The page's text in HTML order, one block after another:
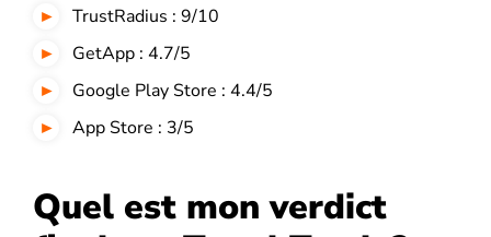
TrustRadius : 9/10
GetApp : 4.7/5
Google Play Store : 4.4/5
App Store : 3/5
Quel est mon verdict